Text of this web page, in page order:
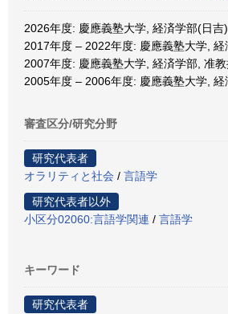
2026年度: 慶應義塾大学, 経済学部(日吉
2017年度 – 2022年度: 慶應義塾大学,
2007年度: 慶應義塾大学, 経済学部, 准
2005年度 – 2006年度: 慶應義塾大学,
審査区分/研究分野
研究代表者
オラリティと社会 / 言語学
研究代表者以外
小区分02060:言語学関連 / 言語学
キーワード
研究代表者